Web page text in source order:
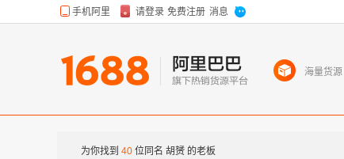
海量货源
为你找到 40 位同名 胡赟 的老板